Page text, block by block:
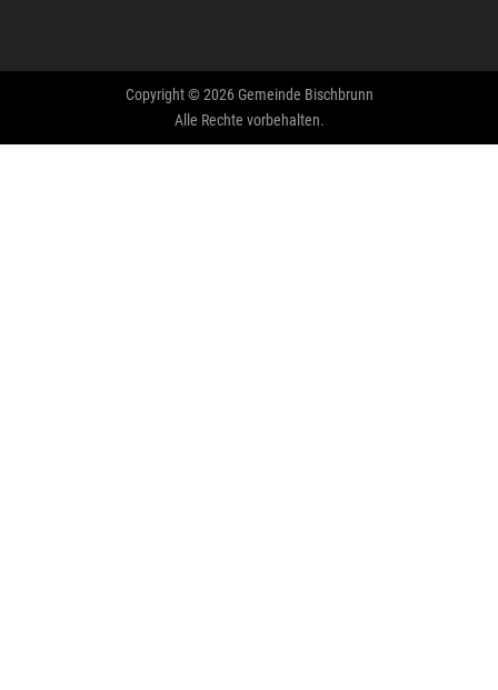
Copyright © 2026 Gemeinde Bischbrunn
Alle Rechte vorbehalten.